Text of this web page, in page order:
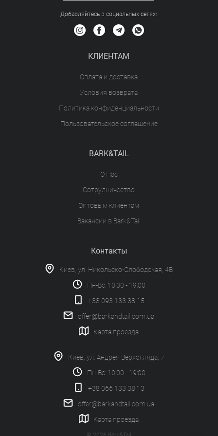
Добавляйтесь в социальных сетяx:
КЛИЕНТАМ
Оплата и доставка
Условия возврата
Политика конфиденциальности
Пользовательское соглашение
BARK&TAIL
О Нас
Сотрудничество
Оптовым клиентам
Вакансии в Bark&Tail
Контакты
Киев, ул. Никольско-Слободская, 4В
Пн-Вс: 10:00 - 19:00
+38 093 133 38 15
offer@barkandtail.com.ua
Карта проезда
Киев, ул. Андрея Верхогляда, 7
Пн-Вс: 10:00 - 19:00
+38 066 133 38 13
offer@barkandtail.com.ua
Карта проезда